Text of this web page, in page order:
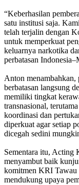
“Keberhasilan
satu institusi saja.
telah terjalin dengan
untuk memperkuat
keluarnya narkotika
perbatasan
Anton menambahkan,
berbatasan langsung
memiliki tingkat
transnasional,
koordinasi dan
diperkuat agar setiap
dicegah sedini
Sementara itu,
menyambut baik
komitmen KRI Tawau
mendukung upaya